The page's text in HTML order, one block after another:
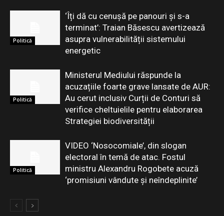
Politică
‘Îți dă cu cenușă pe panouri și s-a
terminat’: Traian Băsescu avertizează
asupra vulnerabilității sistemului
energetic
Politică
Ministerul Mediului răspunde la
acuzațiile foarte grave lansate de AUR:
Au cerut inclusiv Curții de Conturi să
verifice cheltuielile pentru elaborarea
Strategiei biodiversității
Politică
VIDEO ‘Nosocomiale’, din slogan
electoral în temă de atac. Fostul
ministru Alexandru Rogobete acuză
‘promisiuni vândute și neîndeplinite’